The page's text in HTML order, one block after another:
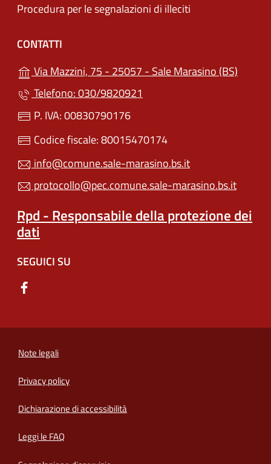
Procedura per le segnalazioni di illeciti
CONTATTI
Via Mazzini, 75 - 25057 - Sale Marasino (BS)
Telefono: 030/9820921
P. IVA: 00830790176
Codice fiscale: 80015470174
info@comune.sale-marasino.bs.it
protocollo@pec.comune.sale-marasino.bs.it
Rpd - Responsabile della protezione dei
dati
SEGUICI SU
Note legali
Privacy policy
Dichiarazione di accessibilità
Leggi le FAQ